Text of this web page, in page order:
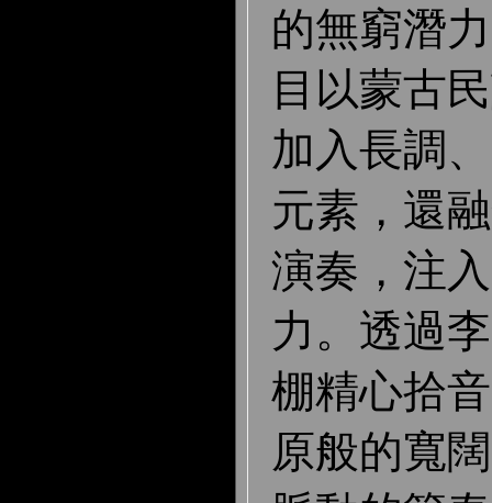
的無窮潛
目以蒙古
加入長調
元素，還
演奏，注
力。透過
棚精心拾
原般的寬